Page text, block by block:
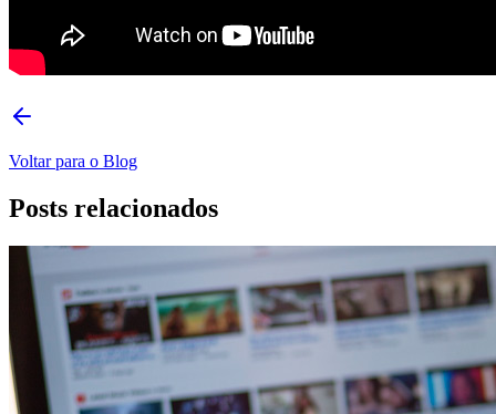
Voltar para o Blog
Posts relacionados